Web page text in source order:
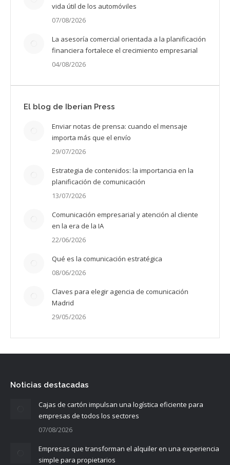
vida útil de los automóviles
07/08/2026
La asesoría comercial orientada a la planificación
financiera fortalece el crecimiento empresarial
04/08/2026
El blog de Iberian Press
Enviar notas de prensa: cuando el mensaje
importa más que el envío
29/07/2026
Estrategia de contenidos: la importancia en la
planificación de comunicación
13/07/2026
Comunicación empresarial y atención al cliente
en la era de la IA
22/06/2026
Qué es la comunicación estratégica
08/06/2026
Claves para elegir agencia de comunicación
Madrid
29/05/2026
Noticias destacadas
Cajas de cartón impulsan una logística eficiente para
empresas de todos los sectores
07/08/2026
Empresas que transforman el alquiler en una experiencia
simple para propietarios